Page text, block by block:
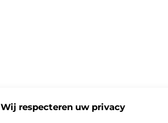
Wij respecteren uw privacy